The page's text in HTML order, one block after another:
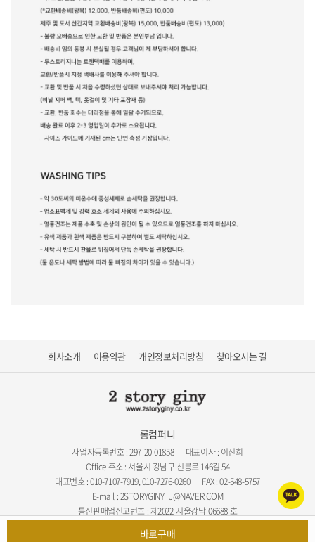
바로구매
회사소개 이용약관 개인정보처리방침 찾아오시는 길
롬컴퍼니
사업자등록번호 : 297-20-01858
대표이사 : 이진희
Office 주소 : 서울시 강남구 선릉로 146길 54
대표번호 : 010-7107-7919, 010-7276-0260
FAX : 02-548-5757
E-mail : 2STORYGINY_J@NAVER.COM
통신판매업신고번호 : 제2022-서울강남-06688 호